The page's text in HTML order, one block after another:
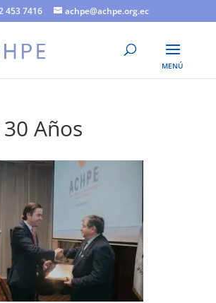
453 7416 achpe@achpe.org.ec
30 Años